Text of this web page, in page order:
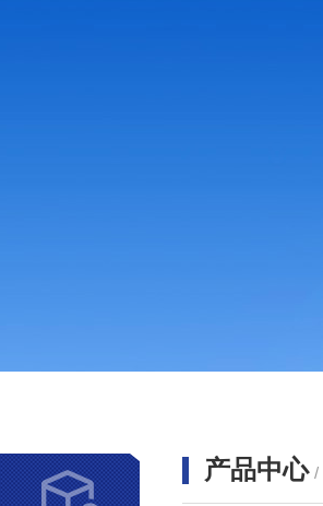
产品中心 /